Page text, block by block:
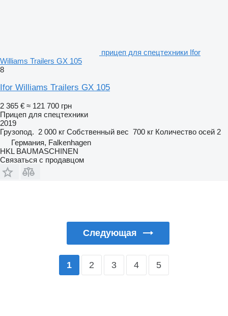
прицеп для спецтехники Ifor
Williams Trailers GX 105
8
Ifor Williams Trailers GX 105
2 365 € ≈ 121 700 грн
Прицеп для спецтехники
2019
Грузопод. 2 000 кг Собственный вес 700 кг Количество осей 2
Германия, Falkenhagen
HKL BAUMASCHINEN
Связаться с продавцом
Следующая
1 2 3 4 5